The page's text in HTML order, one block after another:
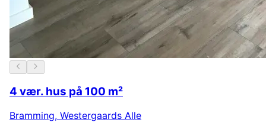
4 vær. hus på 100 m²
Bramming, Westergaards Alle